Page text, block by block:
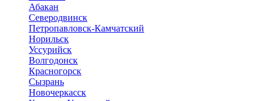
Абакан
Северодвинск
Петропавловск-Камчатский
Норильск
Уссурийск
Волгодонск
Красногорск
Сызрань
Новочеркасск